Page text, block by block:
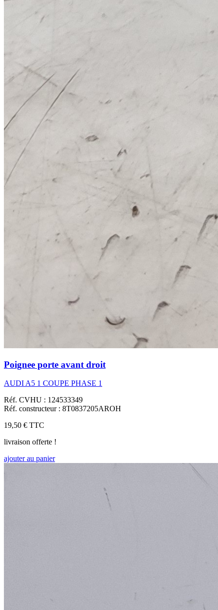
Poignee porte avant droit
AUDI A5 1 COUPE PHASE 1
Réf. CVHU : 124533349
Réf. constructeur : 8T0837205AROH
19,50 € TTC
livraison offerte !
ajouter au panier